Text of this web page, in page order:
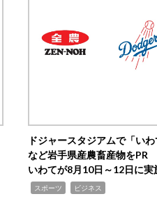
ドジャースタジアムで「いわ
など岩手県産農畜産物をPR
いわてが8月10日～12日に実
スポーツ ビジネス